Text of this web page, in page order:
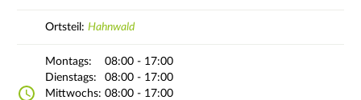
Ortsteil: Hahnwald
Montags:
08:00 - 17:00
Dienstags:
08:00 - 17:00
Mittwochs: 08:00 - 17:00